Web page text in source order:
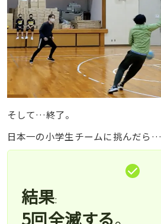
そして…終了。
日本一の小学生チームに挑んだら…
結果:
5回全滅する。